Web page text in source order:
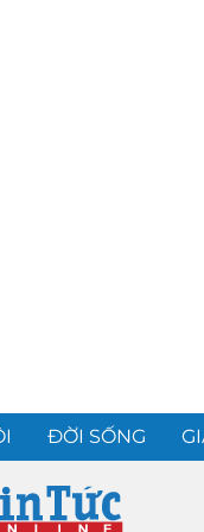
ĐỜI SỐNG